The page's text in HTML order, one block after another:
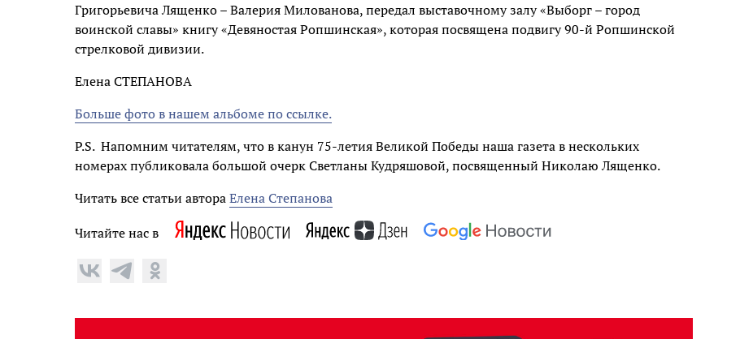
Григорьевича Лященко – Валерия Милованова, передал выставочному залу «Выборг – город
воинской славы» книгу «Девяностая Ропшинская», которая посвящена подвигу 90-й Ропшинской
стрелковой дивизии.
Елена СТЕПАНОВА
Больше фото в нашем альбоме по ссылке.
P.S. Напомним читателям, что в канун 75-летия Великой Победы наша газета в нескольких
номерах публиковала большой очерк Светланы Кудряшовой, посвященный Николаю Лященко.
Читать все статьи автораЕлена Степанова
Читайте нас в